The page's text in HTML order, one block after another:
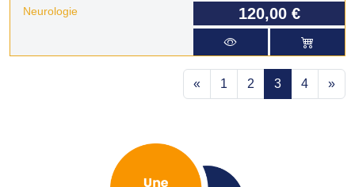
Neurologie 120,00 €
« 1 2 3 4 »